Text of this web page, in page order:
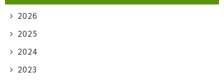
2026
2025
2024
2023